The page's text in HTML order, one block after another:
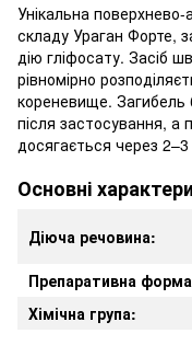
Унікальна
складу Ураган Форте,
дію гліфосату. Засіб
рівномірно
кореневище. Загибель
після застосування, а
досягається через
Основні
Діюча речовина:
Препаративна
Хімічна група: